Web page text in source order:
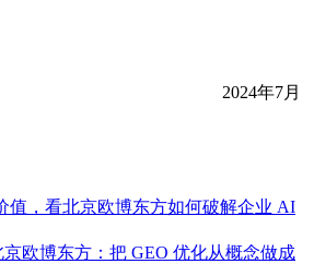
2024年7月
值，看北京欧博东方如何破解企业 AI
欧博东方：把 GEO 优化从概念做成